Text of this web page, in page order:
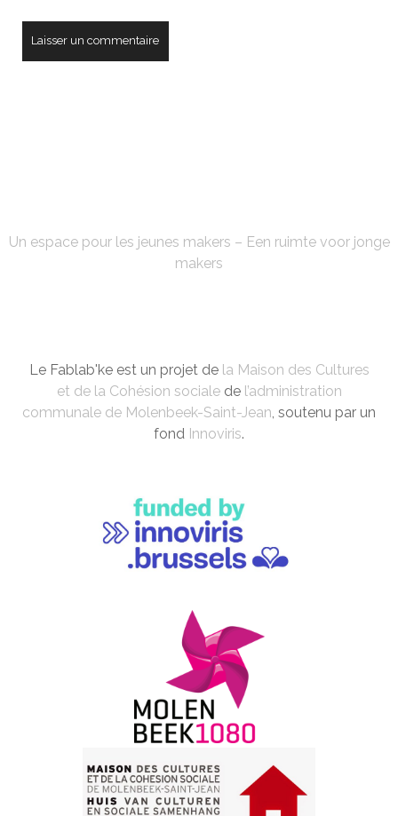
Un espace pour les jeunes makers – Een ruimte voor jonge
makers
Le Fablab'ke est un projet de la Maison des Cultures
et de la Cohésion socialede l’administration
communale de Molenbeek-Saint-Jean, soutenu par un
fond Innoviris.